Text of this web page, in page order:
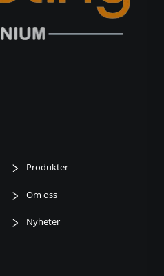
Produkter
Om oss
Nyheter